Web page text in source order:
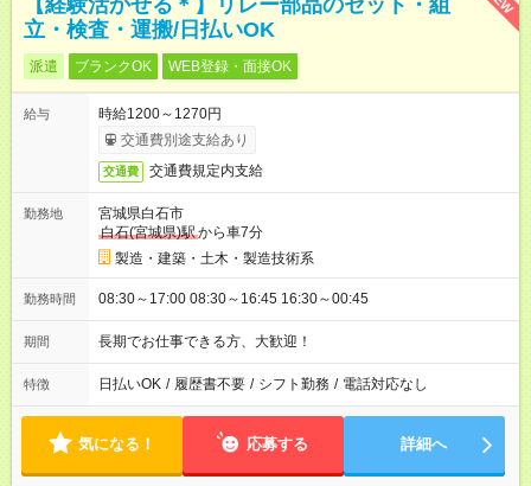
【経験活かせる＊】リレー部品のセット・組
立・検査・運搬/日払いOK
派遣 ブランクOK WEB登録・面接OK
給与
時給1200～1270円
交通費別途支給あり
交通費 交通費規定内支給
勤務地
宮城県白石市
白石(宮城県)駅から車7分
製造・建築・土木・製造技術系
勤務時間 08:30～17:00 08:30～16:45 16:30～00:45
期間 長期でお仕事できる方、大歓迎！
特徴 日払いOK / 履歴書不要 / シフト勤務 / 電話対応なし
気になる！ 応募する 詳細へ